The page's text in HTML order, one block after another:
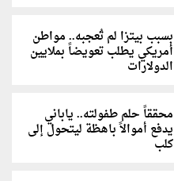
بسبب بيتزا لم تُعجبه.. مواطن
أمريكي يطلب تعويضاً بملايين
الدولارات
محققاً حلم طفولته.. ياباني
يدفع أموالاً باهظة ليتحول إلى
كلب